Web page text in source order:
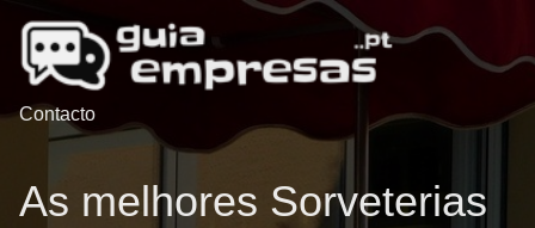
Contacto
As melhores Sorveterias